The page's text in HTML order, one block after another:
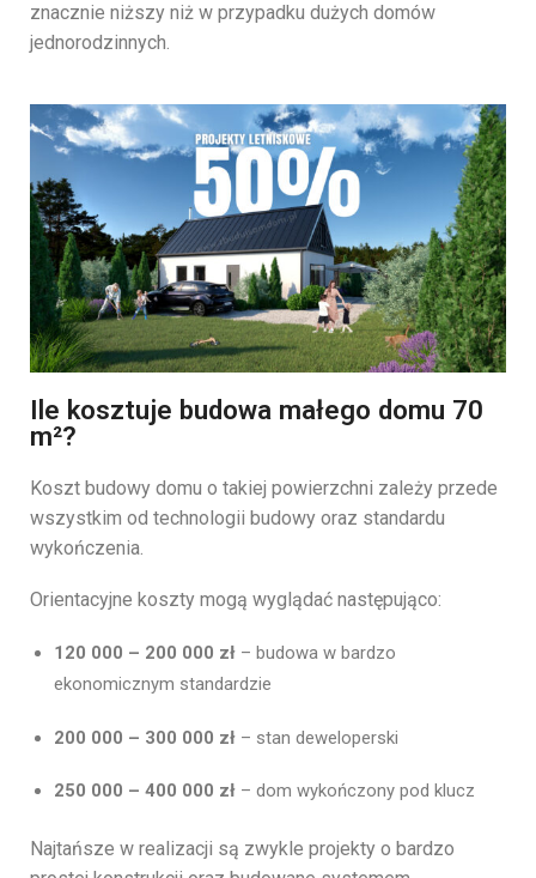
znacznie niższy niż w przypadku dużych domów
jednorodzinnych.
Ile kosztuje budowa małego domu 70
m²?
Koszt budowy domu o takiej powierzchni zależy przede
wszystkim od technologii budowy oraz standardu
wykończenia.
Orientacyjne koszty mogą wyglądać następująco:
120 000 – 200 000 zł – budowa w bardzo
ekonomicznym standardzie
200 000 – 300 000 zł – stan deweloperski
250 000 – 400 000 zł – dom wykończony pod klucz
Najtańsze w realizacji są zwykle projekty o bardzo